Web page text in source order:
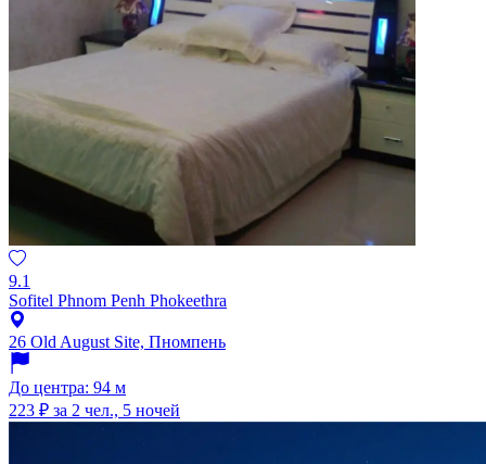
9.1
Sofitel Phnom Penh Phokeethra
26 Old August Site, Пномпень
До центра: 94 м
223 ₽ за 2 чел., 5 ночей